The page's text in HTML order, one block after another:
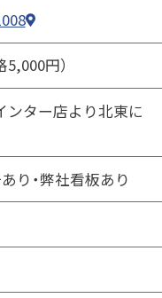
円）
ンター店より北東に
り・弊社看板あり
押します